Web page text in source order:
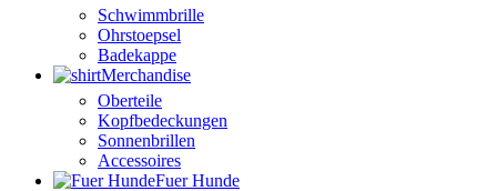
Schwimmbrille
Ohrstoepsel
Badekappe
Merchandise
Oberteile
Kopfbedeckungen
Sonnenbrillen
Accessoires
Fuer Hunde